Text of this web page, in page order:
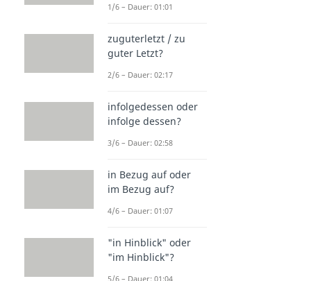
1/6 – Dauer: 01:01
zuguterletzt / zu
guter Letzt?
2/6 – Dauer: 02:17
infolgedessen oder
infolge dessen?
3/6 – Dauer: 02:58
in Bezug auf oder
im Bezug auf?
4/6 – Dauer: 01:07
"in Hinblick" oder
"im Hinblick"?
5/6 – Dauer: 01:04